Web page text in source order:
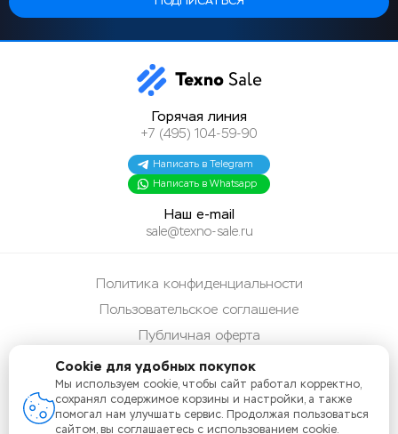
Горячая линия
+7 (495) 104-59-90
Написать в Telegram
Написать в Whatsapp
Наш e-mail
sale@texno-sale.ru
Политика конфиденциальности
Пользовательское соглашение
Публичная оферта
Способы оплаты
Карта сайта
Cookie для удобных покупок
Мы используем cookie, чтобы сайт работал корректно,
сохранял содержимое корзины и настройки, а также
помогал нам улучшать сервис. Продолжая пользоваться
сайтом, вы соглашаетесь с использованием cookie.